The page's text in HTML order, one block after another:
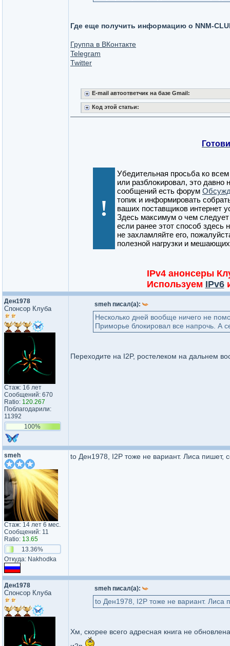
Где еще получить информацию о NNM-
Группа в ВКонтакте
Telegram
Twitter
E-mail автоответчик на базе Gmail:
Код этой статьи:
!
Убедительная просьба ко
или разблокировал, это давно
сообщений есть форум
топик и информировать
ваших поставщиков интернет
Здесь максимум о чем
если ранее этот способ здесь
не захламляйте его,
полезной нагрузки и
IPv4 анонсеры
Используем IPv6
Ден1978
Спонсор Клуба
Стаж: 16 лет
Сообщений: 670
Ratio: 120.267
Поблагодарили:
11392
100%
smeh писал(а):
Несколько дней вообще ничего не
Приморье блокировал все напрочь. А
Переходите на I2P, ростелеком на дальнем
smeh
Стаж: 14 лет 6 мес.
Сообщений: 11
Ratio: 13.65
13.36%
Откуда: Nakhodka
to Ден1978, I2P тоже не вариант. Лиса пишет,
Ден1978
Спонсор Клуба
smeh писал(а):
to Ден1978, I2P тоже не вариант. Лиса
Хм, скорее всего адресная книга не